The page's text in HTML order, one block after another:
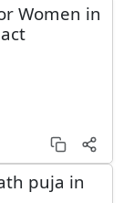
Women in
puja in